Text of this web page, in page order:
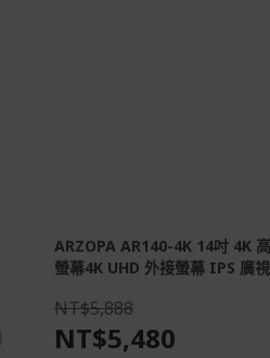
ARZOPA AR140-4K 14吋 4K
螢幕4K UHD 外接螢幕 IPS 廣
NT$5,888
NT$5,480